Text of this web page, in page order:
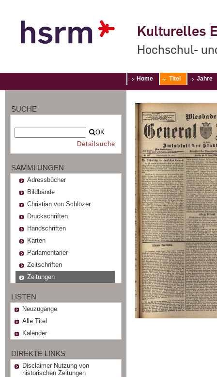
Kulturelles
Hochschul-
Home Titel Jahre
SUCHE
OK
Detailsuche
SAMMLUNGEN
Adressbücher
Bildbände
Christian von Schlözer
Druckschriften
Handschriften
Karten
Parlamentarier
Zeitschriften
Zeitungen
LISTEN
Neuzugänge
Alle Titel
Kalender
DIREKTE LINKS
Disclaimer Nutzung von
historischen Zeitungen